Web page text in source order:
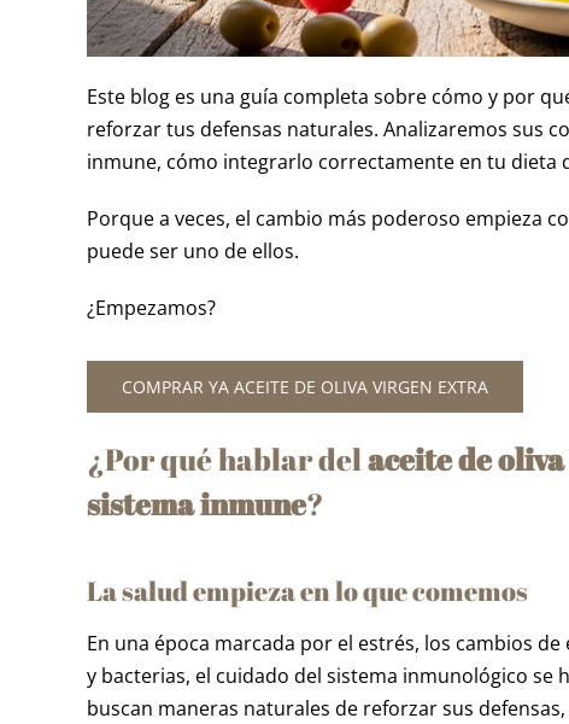
Este blog es una guía completa sobre cómo y por
reforzar tus defensas naturales. Analizaremos sus
inmune, cómo integrarlo correctamente en tu dieta
Porque a veces, el cambio más poderoso empieza
puede ser uno de ellos.
¿Empezamos?
COMPRAR YA ACEITE DE OLIVA VIRGEN EXTRA
¿Por qué hablar delaceite de
sistema inmune?
La salud empieza en lo que comemos
En una época marcada por el estrés, los cambios
y bacterias, el cuidado del sistema inmunológico se
buscan maneras naturales de reforzar sus